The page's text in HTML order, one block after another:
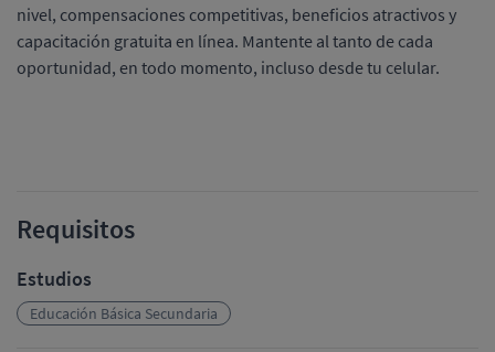
nivel, compensaciones competitivas, beneficios atractivos y
capacitación gratuita en línea. Mantente al tanto de cada
oportunidad, en todo momento, incluso desde tu celular.
Requisitos
Estudios
Educación Básica Secundaria